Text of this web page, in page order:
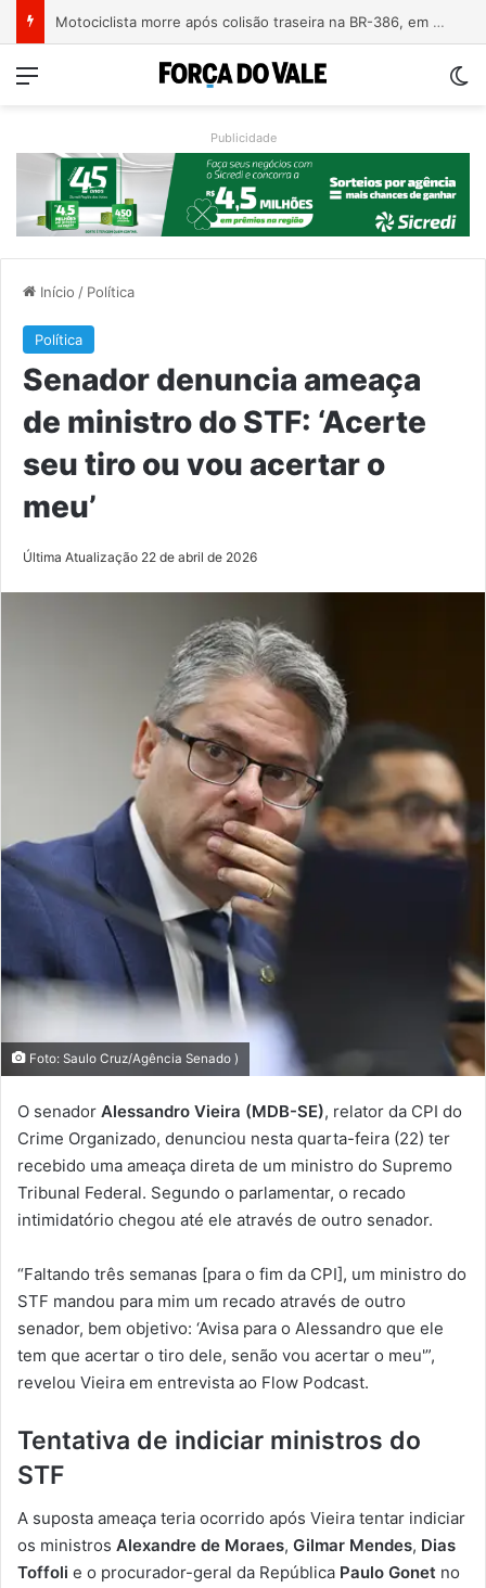
Motociclista morre após colisão traseira na BR-386, em Triunfo
Menu
Publicidade
Início / Política
Política
Senador denuncia ameaça
de ministro do STF: ‘Acerte
seu tiro ou vou acertar o
meu’
Última Atualização 22 de abril de 2026
Foto: Saulo Cruz/Agência Senado )
O senador Alessandro Vieira (MDB-SE), relator da CPI do
Crime Organizado, denunciou nesta quarta-feira (22) ter
recebido uma ameaça direta de um ministro do Supremo
Tribunal Federal. Segundo o parlamentar, o recado
intimidatório chegou até ele através de outro senador.
“Faltando três semanas [para o fim da CPI], um ministro do
STF mandou para mim um recado através de outro
senador, bem objetivo: ‘Avisa para o Alessandro que ele
tem que acertar o tiro dele, senão vou acertar o meu'”,
revelou Vieira em entrevista ao Flow Podcast.
Tentativa de indiciar ministros do
STF
A suposta ameaça teria ocorrido após Vieira tentar indiciar
os ministros Alexandre de Moraes, Gilmar Mendes, Dias
Toffoli e o procurador-geral da República Paulo Gonet no